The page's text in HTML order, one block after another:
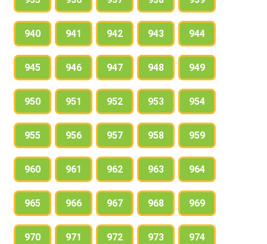
940 941 942 943 944
945 946 947 948 949
950 951 952 953 954
955 956 957 958 959
960 961 962 963 964
965 966 967 968 969
970 971 972 973 974